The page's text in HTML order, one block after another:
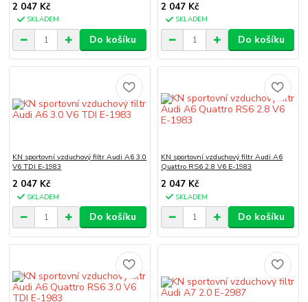
2 047 Kč
SKLADEM
Do košíku
2 047 Kč
SKLADEM
Do košíku
KN sportovní vzduchový filtr Audi A6 3.0
V6 TDI E-1983
2 047 Kč
SKLADEM
Do košíku
KN sportovní vzduchový filtr Audi A6
Quattro RS6 2.8 V6 E-1983
2 047 Kč
SKLADEM
Do košíku